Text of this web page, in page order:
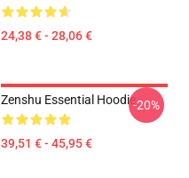
24,38 € - 28,06 €
Zenshu Essential Hoodie
39,51 € - 45,95 €
-20%